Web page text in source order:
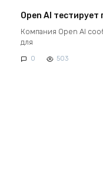
Open AI
Компания Open AI
для
0 503